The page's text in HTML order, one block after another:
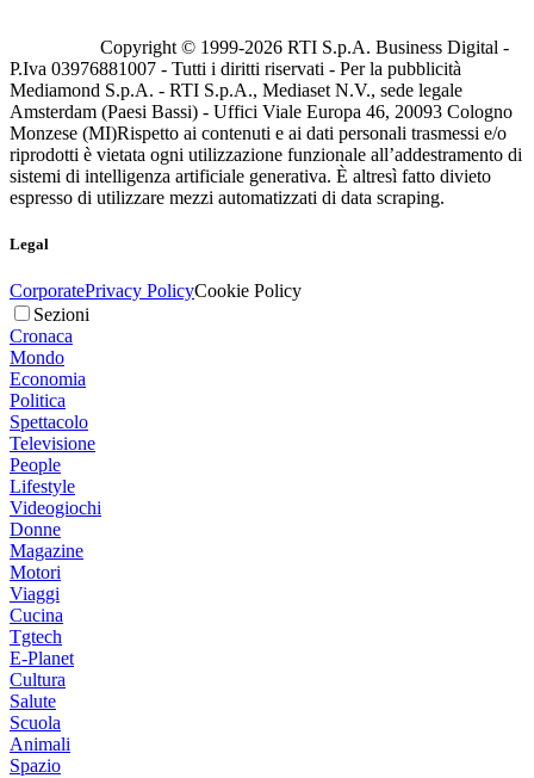
Copyright © 1999-2026 RTI S.p.A. Business Digital -
P.Iva 03976881007 - Tutti i diritti riservati - Per la pubblicità
Mediamond S.p.A. - RTI S.p.A., Mediaset N.V., sede legale
Amsterdam (Paesi Bassi) - Uffici Viale Europa 46, 20093 Cologno
Monzese (MI)Rispetto ai contenuti e ai dati personali trasmessi e/o
riprodotti è vietata ogni utilizzazione funzionale all’addestramento di
sistemi di intelligenza artificiale generativa. È altresì fatto divieto
espresso di utilizzare mezzi automatizzati di data scraping.
Legal
CorporatePrivacy PolicyCookie Policy
Sezioni
Cronaca
Mondo
Economia
Politica
Spettacolo
Televisione
People
Lifestyle
Videogiochi
Donne
Magazine
Motori
Viaggi
Cucina
Tgtech
E-Planet
Cultura
Salute
Scuola
Animali
Spazio